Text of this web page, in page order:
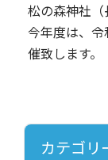
カテゴリ
松の森神社（
今年度は、
催致します。